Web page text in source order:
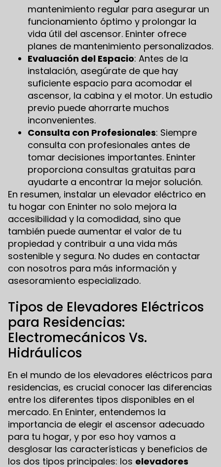
mantenimiento regular para asegurar un
funcionamiento óptimo y prolongar la
vida útil del ascensor. Eninter ofrece
planes de mantenimiento personalizados.
Evaluación del Espacio: Antes de la
instalación, asegúrate de que hay
suficiente espacio para acomodar el
ascensor, la cabina y el motor. Un estudio
previo puede ahorrarte muchos
inconvenientes.
Consulta con Profesionales: Siempre
consulta con profesionales antes de
tomar decisiones importantes. Eninter
proporciona consultas gratuitas para
ayudarte a encontrar la mejor solución.
En resumen, instalar un elevador eléctrico en
tu hogar con Eninter no solo mejora la
accesibilidad y la comodidad, sino que
también puede aumentar el valor de tu
propiedad y contribuir a una vida más
sostenible y segura. No dudes en contactar
con nosotros para más información y
asesoramiento especializado.
Tipos de Elevadores Eléctricos
para Residencias:
Electromecánicos Vs.
Hidráulicos
En el mundo de los elevadores eléctricos para
residencias, es crucial conocer las diferencias
entre los diferentes tipos disponibles en el
mercado. En Eninter, entendemos la
importancia de elegir el ascensor adecuado
para tu hogar, y por eso hoy vamos a
desglosar las características y beneficios de
los dos tipos principales: los elevadores